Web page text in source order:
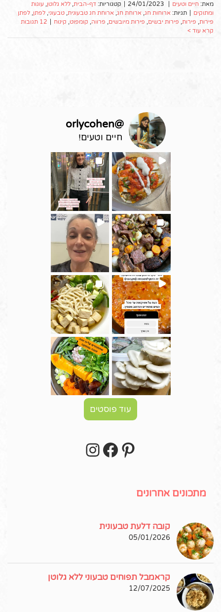
מאת: חיים וטעים 24/01/2023 קטגוריות: דף-הבית, ללא גלוטן, עוגות
ומתוקים
תגיות: ארוחות חג, ארוחת חג, ארוחת חג טבעונית, טבעוני, לפתן, לפתן
פירות, פירות, פירות יבשים, פירות מיובשים, פרווה, קומפוט, קינוח
12 תגובות
קרא עוד >
@
orlycohen
חיים וטעים!
עוד פוסטים
Pinterest
Facebook
מתכונים אחרונים
קובה דלעת טבעונית
05/01/2026
קראמבל תפוחים טבעוני ללא גלוטן
12/07/2025